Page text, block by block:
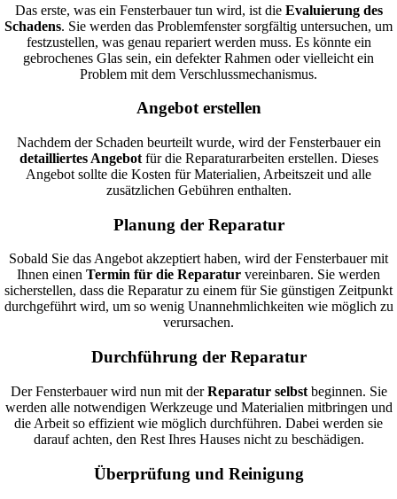
Das erste, was ein Fensterbauer tun wird, ist die Evaluierung des
Schadens. Sie werden das Problemfenster sorgfältig untersuchen, um
festzustellen, was genau repariert werden muss. Es könnte ein
gebrochenes Glas sein, ein defekter Rahmen oder vielleicht ein
Problem mit dem Verschlussmechanismus.
Angebot erstellen
Nachdem der Schaden beurteilt wurde, wird der Fensterbauer ein
detailliertes Angebotfür die Reparaturarbeiten erstellen. Dieses
Angebot sollte die Kosten für Materialien, Arbeitszeit und alle
zusätzlichen Gebühren enthalten.
Planung der Reparatur
Sobald Sie das Angebot akzeptiert haben, wird der Fensterbauer mit
Ihnen einen Termin für die Reparatur vereinbaren. Sie werden
sicherstellen, dass die Reparatur zu einem für Sie günstigen Zeitpunkt
durchgeführt wird, um so wenig Unannehmlichkeiten wie möglich zu
verursachen.
Durchführung der Reparatur
Der Fensterbauer wird nun mit derReparatur selbstbeginnen. Sie
werden alle notwendigen Werkzeuge und Materialien mitbringen und
die Arbeit so effizient wie möglich durchführen. Dabei werden sie
darauf achten, den Rest Ihres Hauses nicht zu beschädigen.
Überprüfung und Reinigung